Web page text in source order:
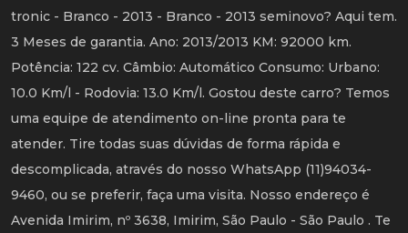
tronic - Branco - 2013 - Branco - 2013 seminovo? Aqui tem.
3 Meses de garantia. Ano: 2013/2013 KM: 92000 km.
Potência: 122 cv. Câmbio: Automático Consumo: Urbano:
10.0 Km/l - Rodovia: 13.0 Km/l. Gostou deste carro? Temos
uma equipe de atendimento on-line pronta para te
atender. Tire todas suas dúvidas de forma rápida e
descomplicada, através do nosso WhatsApp (11)94034-
9460, ou se preferir, faça uma visita. Nosso endereço é
Avenida Imirim, nº 3638, Imirim, São Paulo - São Paulo . Te